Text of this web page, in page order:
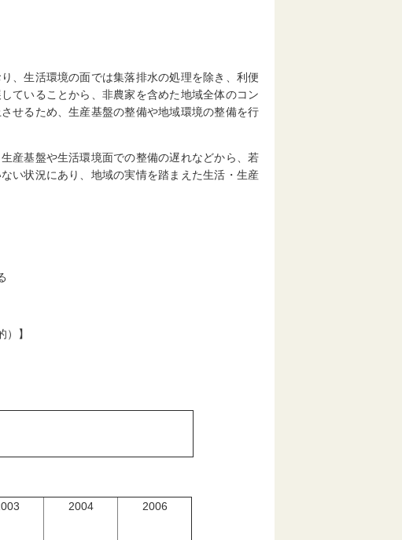
、生活環境の面では集落排水の処理を除き、利便
ていることから、非農家を含めた地域全体のコン
せるため、生産基盤の整備や地域環境の整備を行
産基盤や生活環境面での整備の遅れなどから、若
い状況にあり、地域の実情を踏まえた生活・生産
】
2004 2006